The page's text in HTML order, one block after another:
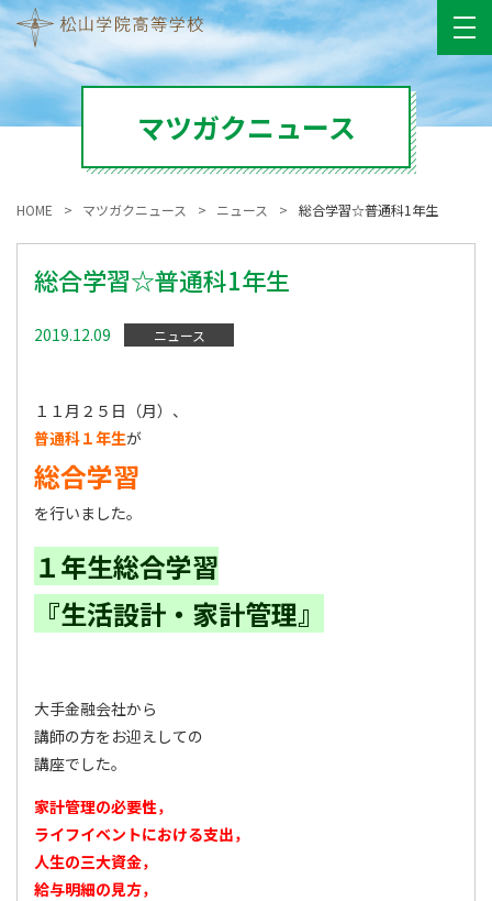
マツガクニュース
HOME マツガクニュース ニュース 総合学習☆普通科1年生
総合学習☆普通科1年生
2019.12.09 ニュース
１１月２５日（月）、
普通科１年生が
総合学習
を行いました。
１年生総合学習
『生活設計・家計管理』
大手金融会社から
講師の方をお迎えしての
講座でした。
家計管理の必要性，
ライフイベントにおける支出，
人生の三大資金，
給与明細の見方，